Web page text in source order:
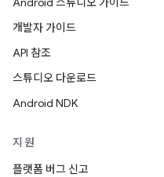
개발자 가이드
API 참조
스튜디오 다운로드
Android NDK
지원
플랫폼 버그 신고